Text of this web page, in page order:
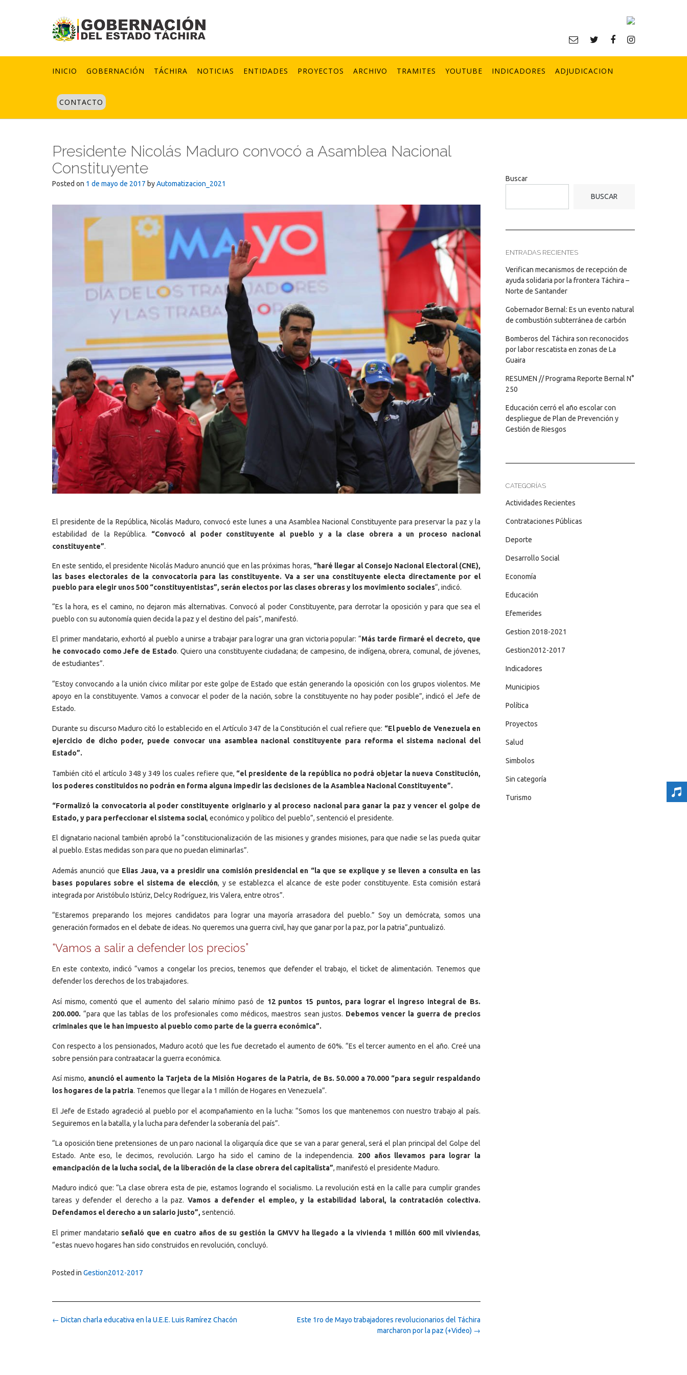
INICIO GOBERNACIÓN TÁCHIRA NOTICIAS ENTIDADES PROYECTOS ARCHIVO TRAMITES YOUTUBE INDICADORES ADJUDICACION
CONTACTO
Presidente Nicolás Maduro convocó a Asamblea Nacional
Constituyente
Posted on 1 de mayo de 2017 byAutomatizacion_2021
El presidente de la República, Nicolás Maduro, convocó este lunes a una Asamblea Nacional Constituyente para preservar la paz y la
estabilidad de la República. “Convocó al poder constituyente al pueblo y a la clase obrera a un proceso nacional
constituyente”.
En este sentido, el presidente Nicolás Maduro anunció que en las próximas horas, “haré llegar al Consejo Nacional Electoral (CNE),
las bases electorales de la convocatoria para las constituyente. Va a ser una constituyente electa directamente por el
pueblo para elegir unos 500 “constituyentistas”, serán electos por las clases obreras y los movimiento sociales“, indicó.
“Es la hora, es el camino, no dejaron más alternativas. Convocó al poder Constituyente, para derrotar la oposición y para que sea el
pueblo con su autonomía quien decida la paz y el destino del país”, manifestó.
El primer mandatario, exhortó al pueblo a unirse a trabajar para lograr una gran victoria popular: “Más tarde firmaré el decreto, que
he convocado como Jefe de Estado. Quiero una constituyente ciudadana; de campesino, de indígena, obrera, comunal, de jóvenes,
de estudiantes”.
“Estoy convocando a la unión cívico militar por este golpe de Estado que están generando la oposición con los grupos violentos. Me
apoyo en la constituyente. Vamos a convocar el poder de la nación, sobre la constituyente no hay poder posible”, indicó el Jefe de
Estado.
Durante su discurso Maduro citó lo establecido en el Artículo 347 de la Constitución el cual refiere que: “El pueblo de Venezuela en
ejercicio de dicho poder, puede convocar una asamblea nacional constituyente para reforma el sistema nacional del
Estado”.
También citó el artículo 348 y 349 los cuales refiere que, “el presidente de la república no podrá objetar la nueva Constitución,
los poderes constituidos no podrán en forma alguna impedir las decisiones de la Asamblea Nacional Constituyente”.
“Formalizó la convocatoria al poder constituyente originario y al proceso nacional para ganar la paz y vencer el golpe de
Estado, y para perfeccionar el sistema social, económico y político del pueblo”, sentenció el presidente.
El dignatario nacional también aprobó la “constitucionalización de las misiones y grandes misiones, para que nadie se las pueda quitar
al pueblo. Estas medidas son para que no puedan eliminarlas”.
Además anunció que Elias Jaua, va a presidir una comisión presidencial en “la que se explique y se lleven a consulta en las
bases populares sobre el sistema de elección, y se establezca el alcance de este poder constituyente. Esta comisión estará
integrada por Aristóbulo Istúriz, Delcy Rodríguez, Iris Valera, entre otros”.
“Estaremos preparando los mejores candidatos para lograr una mayoría arrasadora del pueblo.” Soy un demócrata, somos una
generación formados en el debate de ideas. No queremos una guerra civil, hay que ganar por la paz, por la patria”,puntualizó.
“Vamos a salir a defender los precios”
En este contexto, indicó “vamos a congelar los precios, tenemos que defender el trabajo, el ticket de alimentación. Tenemos que
defender los derechos de los trabajadores.
Así mismo, comentó que el aumento del salario mínimo pasó de 12 puntos 15 puntos, para lograr el ingreso integral de Bs.
200.000. “para que las tablas de los profesionales como médicos, maestros sean justos. Debemos vencer la guerra de precios
criminales que le han impuesto al pueblo como parte de la guerra económica”.
Con respecto a los pensionados, Maduro acotó que les fue decretado el aumento de 60%. “Es el tercer aumento en el año. Creé una
sobre pensión para contraatacar la guerra económica.
Así mismo, anunció el aumento la Tarjeta de la Misión Hogares de la Patria, de Bs. 50.000 a 70.000 “para seguir respaldando
los hogares de la patria. Tenemos que llegar a la 1 millón de Hogares en Venezuela”.
El Jefe de Estado agradeció al pueblo por el acompañamiento en la lucha: “Somos los que mantenemos con nuestro trabajo al país.
Seguiremos en la batalla, y la lucha para defender la soberanía del país”.
“La oposición tiene pretensiones de un paro nacional la oligarquía dice que se van a parar general, será el plan principal del Golpe del
Estado. Ante eso, le decimos, revolución. Largo ha sido el camino de la independencia. 200 años llevamos para lograr la
emancipación de la lucha social, de la liberación de la clase obrera del capitalista”, manifestó el presidente Maduro.
Maduro indicó que: “La clase obrera esta de pie, estamos logrando el socialismo. La revolución está en la calle para cumplir grandes
tareas y defender el derecho a la paz.Vamos a defender el empleo, y la estabilidad laboral, la contratación colectiva.
Defendamos el derecho a un salario justo”, sentenció.
El primer mandatario señaló que en cuatro años de su gestión la GMVV ha llegado a la vivienda 1 millón 600 mil viviendas,
“estas nuevo hogares han sido construidos en revolución, concluyó.
Posted in Gestion2012-2017
Post
Este 1ro de Mayo trabajadores revolucionarios del Táchira
marcharon por la paz (+Video) →
← Dictan charla educativa en la U.E.E. Luis Ramírez Chacón
Buscar
BUSCAR
ENTRADAS RECIENTES
Verifican mecanismos de recepción de
ayuda solidaria por la frontera Táchira –
Norte de Santander
Gobernador Bernal: Es un evento natural
de combustión subterránea de carbón
Bomberos del Táchira son reconocidos
por labor rescatista en zonas de La
Guaira
RESUMEN // Programa Reporte Bernal N°
250
Educación cerró el año escolar con
despliegue de Plan de Prevención y
Gestión de Riesgos
CATEGORÍAS
Actividades Recientes
Contrataciones Públicas
Deporte
Desarrollo Social
Economía
Educación
Efemerides
Gestion 2018-2021
Gestion2012-2017
Indicadores
Municipios
Política
Proyectos
Salud
Simbolos
Sin categoría
Turismo